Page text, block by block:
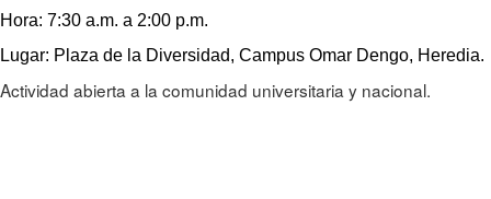
Hora: 7:30 a.m. a 2:00 p.m.
Lugar: Plaza de la Diversidad, Campus Omar Dengo, Heredia.
Actividad abierta a la comunidad universitaria y nacional.